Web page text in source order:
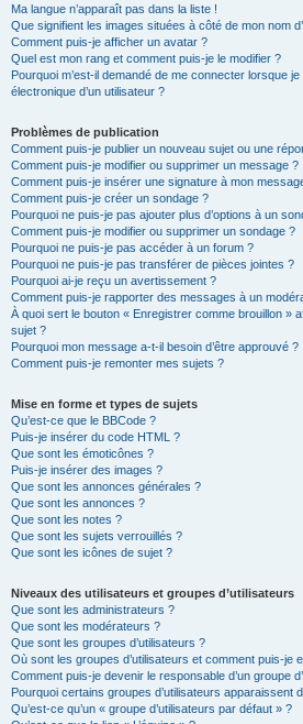
Ma langue n’apparaît pas dans la liste !
Que signifient les images situées à côté de mon nom
Comment puis-je afficher un avatar ?
Quel est mon rang et comment puis-je le modifier ?
Pourquoi m’est-il demandé de me connecter lorsque
électronique d’un utilisateur ?
Problèmes de publication
Comment puis-je publier un nouveau sujet ou une
Comment puis-je modifier ou supprimer un message ?
Comment puis-je insérer une signature à mon
Comment puis-je créer un sondage ?
Pourquoi ne puis-je pas ajouter plus d’options à un
Comment puis-je modifier ou supprimer un sondage ?
Pourquoi ne puis-je pas accéder à un forum ?
Pourquoi ne puis-je pas transférer de pièces jointes ?
Pourquoi ai-je reçu un avertissement ?
Comment puis-je rapporter des messages à un
À quoi sert le bouton « Enregistrer comme brouillon »
sujet ?
Pourquoi mon message a-t-il besoin d’être approuvé ?
Comment puis-je remonter mes sujets ?
Mise en forme et types de sujets
Qu’est-ce que le BBCode ?
Puis-je insérer du code HTML ?
Que sont les émoticônes ?
Puis-je insérer des images ?
Que sont les annonces générales ?
Que sont les annonces ?
Que sont les notes ?
Que sont les sujets verrouillés ?
Que sont les icônes de sujet ?
Niveaux des utilisateurs et groupes d’utilisateurs
Que sont les administrateurs ?
Que sont les modérateurs ?
Que sont les groupes d’utilisateurs ?
Où sont les groupes d’utilisateurs et comment puis-je
Comment puis-je devenir le responsable d’un groupe
Pourquoi certains groupes d’utilisateurs apparaissent
Qu’est-ce qu’un « groupe d’utilisateurs par défaut » ?